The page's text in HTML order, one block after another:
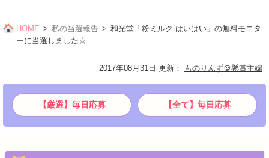
HOME 私の当選報告
和光堂「粉ミルク はいはい」の無料モニタ
ーに当選しました☆
2017年08月31日 更新 ： ものりんず＠懸賞主婦
【厳選】毎日応募 【全て】毎日応募